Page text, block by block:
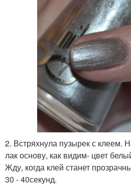
2. Встряхнула пузырек с клеем.
лак основу, как видим- цвет
Жду, когда клей станет
30 - 40секунд.